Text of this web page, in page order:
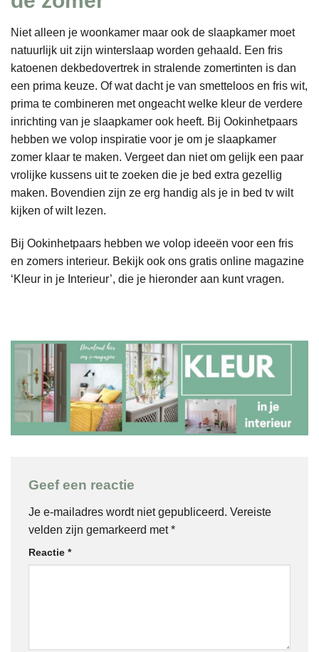
Niet alleen je woonkamer maar ook de slaapkamer moet
natuurlijk uit zijn winterslaap worden gehaald. Een fris
katoenen dekbedovertrek in stralende zomertinten is dan
een prima keuze. Of wat dacht je van smetteloos en fris wit,
prima te combineren met ongeacht welke kleur de verdere
inrichting van je slaapkamer ook heeft. Bij Ookinhetpaars
hebben we volop inspiratie voor je om je slaapkamer
zomer klaar te maken. Vergeet dan niet om gelijk een paar
vrolijke kussens uit te zoeken die je bed extra gezellig
maken. Bovendien zijn ze erg handig als je in bed tv wilt
kijken of wilt lezen.
Bij Ookinhetpaars hebben we volop ideeën voor een fris
en zomers interieur. Bekijk ook ons gratis online magazine
‘Kleur in je Interieur’, die je hieronder aan kunt vragen.
Geef een reactie
Je e-mailadres wordt niet gepubliceerd. Vereiste
velden zijn gemarkeerd met*
Reactie *